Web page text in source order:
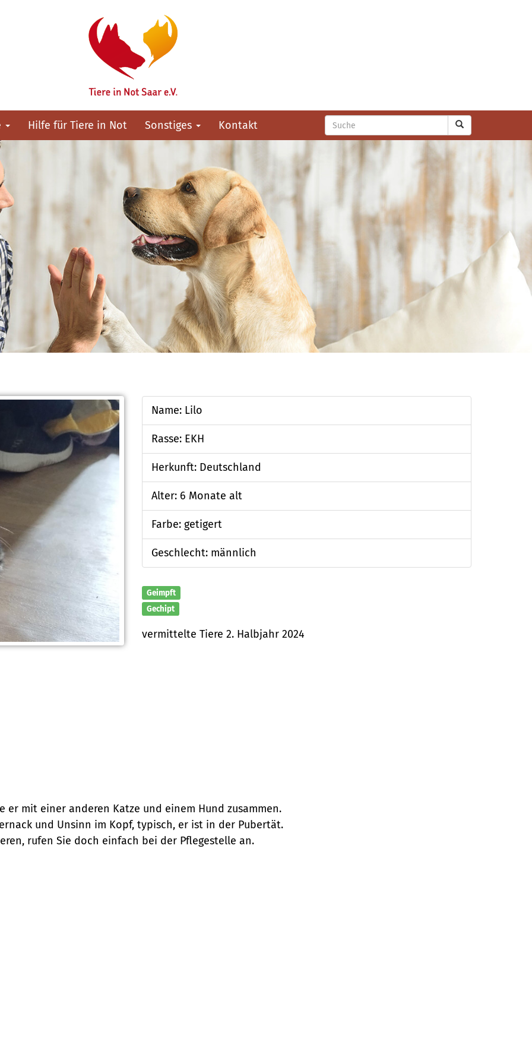
Hilfe für Tiere in Not Sonstiges Kontakt
Name: Lilo
Rasse: EKH
Herkunft: Deutschland
Alter: 6 Monate alt
Farbe: getigert
Geschlecht: männlich
Geimpft
Gechipt
vermittelte Tiere 2. Halbjahr 2024
er mit einer anderen Katze und einem Hund zusammen.
und Unsinn im Kopf, typisch, er ist in der Pubertät.
rufen Sie doch einfach bei der Pflegestelle an.